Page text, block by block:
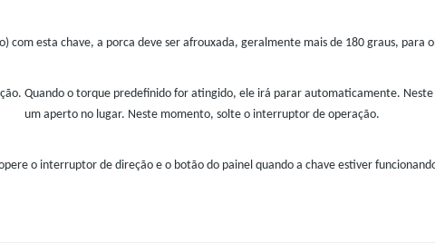
com esta chave, a porca deve ser afrouxada, geralmente mais de 180 graus,
Quando o torque predefinido for atingido, ele irá parar automaticamente.
um aperto no lugar. Neste momento, solte o interruptor de operação.
o interruptor de direção e o botão do painel quando a chave estiver